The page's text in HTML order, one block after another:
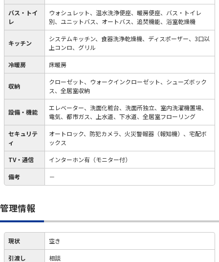
バス・トイ
レ
ウォシュレット、温水洗浄便座、暖房便座、バス・トイレ
別、ユニットバス、オートバス、追焚機能、浴室乾燥機
キッチン
システムキッチン、食器洗浄乾燥機、ディスポーザー、3口以
上コンロ、グリル
冷暖房 床暖房
収納
クローゼット、ウォークインクローゼット、シューズボック
ス、全居室収納
設備・機能
エレベーター、洗面化粧台、洗面所独立、室内洗濯機置場、
電気、都市ガス、上水道、下水道、全居室フローリング
セキュリテ
ィ
オートロック、防犯カメラ、火災警報器（報知機）、宅配ボ
ックス
TV・通信 インターホン有（モニター付）
備考 －
管理情報
現状 空き
引渡し 相談